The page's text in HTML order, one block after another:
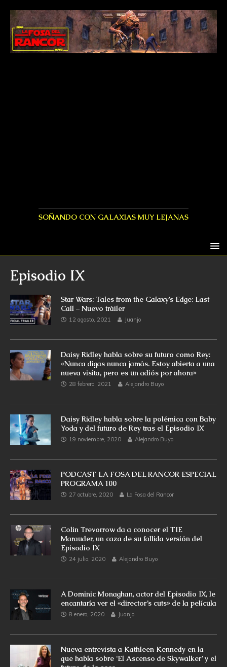
SOÑANDO CON GALAXIAS MUY LEJANAS
Episodio IX
Star Wars: Tales from the Galaxy’s Edge: Last
Call – Nuevo tráiler
12 agosto, 2021 Juanjo
Daisy Ridley habla sobre su futuro como Rey:
«Nunca digas nunca jamás. Estoy abierta a una
nueva visita, pero es un adiós por ahora»
28 febrero, 2021 Alejandro Buyo
Daisy Ridley habla sobre la polémica con Baby
Yoda y del futuro de Rey tras el Episodio IX
19 noviembre, 2020 Alejandro Buyo
PODCAST LA FOSA DEL RANCOR ESPECIAL
PROGRAMA 100
27 octubre, 2020 La Fosa del Rancor
Colin Trevorrow da a conocer el TIE
Marauder, un caza de su fallida versión del
Episodio IX
24 julio, 2020 Alejandro Buyo
A Dominic Monaghan, actor del Episodio IX, le
encantaría ver el «director’s cuts» de la película
8 enero, 2020 Juanjo
Nueva entrevista a Kathleen Kennedy en la
que habla sobre ‘El Ascenso de Skywalker’ y el